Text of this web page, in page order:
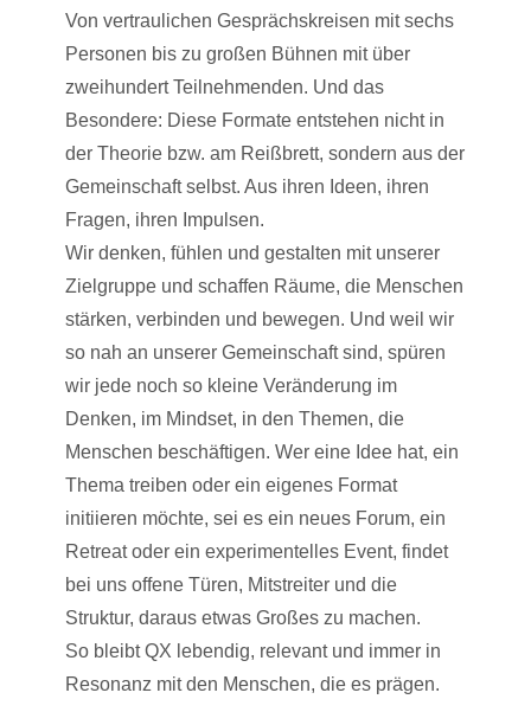
Von vertraulichen Gesprächskreisen mit sechs
Personen bis zu großen Bühnen mit über
zweihundert Teilnehmenden. Und das
Besondere: Diese Formate entstehen nicht in
der Theorie bzw. am Reißbrett, sondern aus der
Gemeinschaft selbst. Aus ihren Ideen, ihren
Fragen, ihren Impulsen.
Wir denken, fühlen und gestalten mit unserer
Zielgruppe und schaffen Räume, die Menschen
stärken, verbinden und bewegen. Und weil wir
so nah an unserer Gemeinschaft sind, spüren
wir jede noch so kleine Veränderung im
Denken, im Mindset, in den Themen, die
Menschen beschäftigen. Wer eine Idee hat, ein
Thema treiben oder ein eigenes Format
initiieren möchte, sei es ein neues Forum, ein
Retreat oder ein experimentelles Event, findet
bei uns offene Türen, Mitstreiter und die
Struktur, daraus etwas Großes zu machen.
So bleibt QX lebendig, relevant und immer in
Resonanz mit den Menschen, die es prägen.